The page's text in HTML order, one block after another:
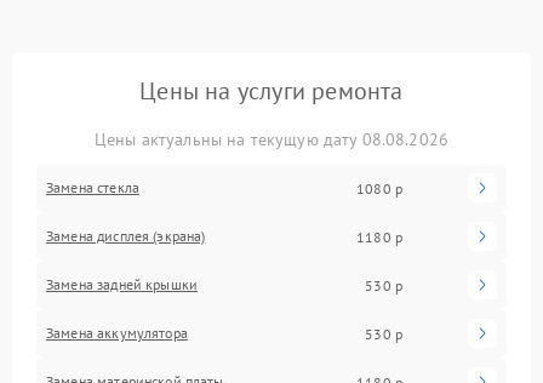
Цены на услуги ремонта
Цены актуальны на текущую дату 08.08.2026
Замена стекла 1080 р
Замена дисплея (экрана) 1180 р
Замена задней крышки 530 р
Замена аккумулятора 530 р